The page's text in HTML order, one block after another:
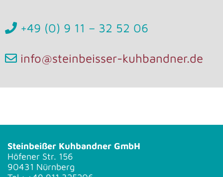
+49 (0) 9 11 – 32 52 06
info@steinbeisser-kuhbandner.de
Steinbeißer Kuhbandner GmbH
Höfener Str. 156
90431 Nürnberg